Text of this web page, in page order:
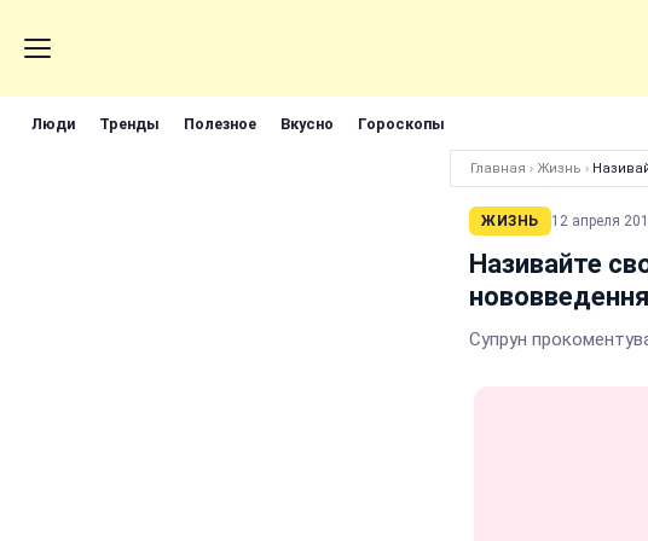
Люди Тренды Полезное Вкусно Гороскопы
Главная › Жизнь ›
ЖИЗНЬ 12 апреля
Називайте
нововведення
Супрун